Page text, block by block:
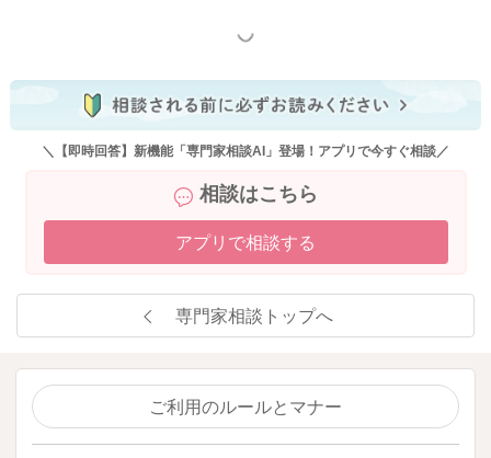
もっと見る
＼【即時回答】新機能「専門家相談AI」登場！アプリで今すぐ相談／
相談はこちら
アプリで相談する
専門家相談トップへ
ご利用のルールとマナー